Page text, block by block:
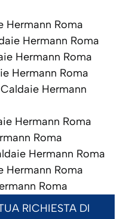
Hermann Roma
Hermann Roma
Hermann Roma
Hermann Roma
Caldaie Hermann
Hermann Roma
Roma
Hermann Roma
Hermann Roma
Roma
RICHIESTA DI